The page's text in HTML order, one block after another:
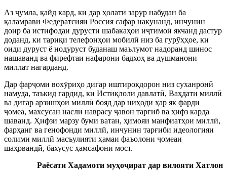
Аз ҷумла, қайд кард, ки дар ҳолати зарур набудан ба
қаламрави Федератсияи Россия сафар накунанд, инчунин
доир ба истифодаи дурусти шабакаҳои иҷтимоӣ якчанд дастур
доданд, ки тариқи телефонҳои мобилӣ низ ба гурӯҳҳое, ки
оиди дуруст ё нодуруст буданаш маълумот надоранд шинос
нашаванд ва фирефтаи нафарони бадхоҳ ва душманони
миллат нагарданд.
Дар фарҷоми вохӯриҳо дигар иштирокдорон низ суханронӣ
намуда, таъкид гардид, ки Истиқлоли давлатӣ, Ваҳдати миллӣ
ва дигар арзишҳои миллӣ бояд дар ниҳоди ҳар як фарди
ҷомеа, махсусан насли наврасу ҷавон тарғиб ва ҳифз карда
шаванд. Ҳифзи марзу буми ватан, ҳимояи манфиатҳои миллӣ,
фарҳанг ва генофонди миллӣ, инчунин тарғиби идеологияи
солими миллӣ масъулияти ҳамаи фаъолони ҷомеаи
шаҳрвандӣ, бахусус ҳамсафони мост.
Раёсати Хадамоти муҳоҷират дар вилояти Хатлон